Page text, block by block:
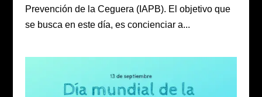
Prevención de la Ceguera (IAPB). El objetivo que
se busca en este día, es concienciar a...